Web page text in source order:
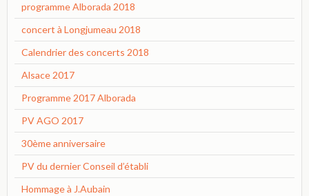
programme Alborada 2018
concert à Longjumeau 2018
Calendrier des concerts 2018
Alsace 2017
Programme 2017 Alborada
PV AGO 2017
30ème anniversaire
PV du dernier Conseil d’établi
Hommage à J.Aubain